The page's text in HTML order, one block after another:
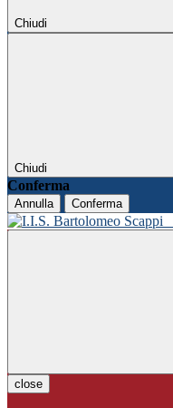
Chiudi
Chiudi
Conferma
Annulla Conferma
close